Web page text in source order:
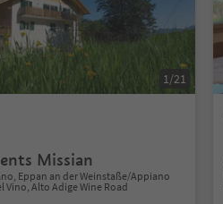
1/21
Missian
Eppan an der Weinstaße/Appiano
Vino, Alto Adige Wine Road